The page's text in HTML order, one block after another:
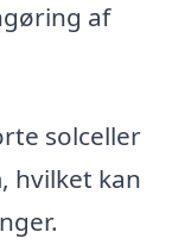
af
solceller
hvilket kan